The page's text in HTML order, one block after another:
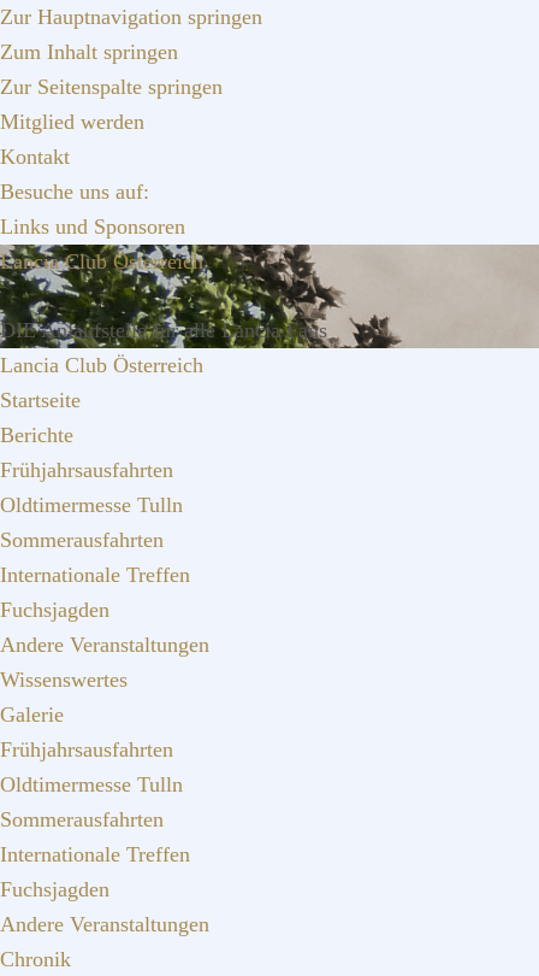
Zur Hauptnavigation springen
Zum Inhalt springen
Zur Seitenspalte springen
Mitglied werden
Kontakt
Besuche uns auf:
Links und Sponsoren
Lancia Club Österreich
DIE Anlaufstelle für alle Lancia Fans
Lancia Club Österreich
Startseite
Berichte
Frühjahrsausfahrten
Oldtimermesse Tulln
Sommerausfahrten
Internationale Treffen
Fuchsjagden
Andere Veranstaltungen
Wissenswertes
Galerie
Frühjahrsausfahrten
Oldtimermesse Tulln
Sommerausfahrten
Internationale Treffen
Fuchsjagden
Andere Veranstaltungen
Chronik